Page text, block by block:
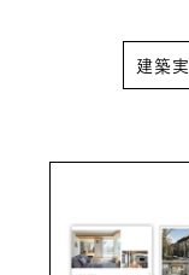
建築